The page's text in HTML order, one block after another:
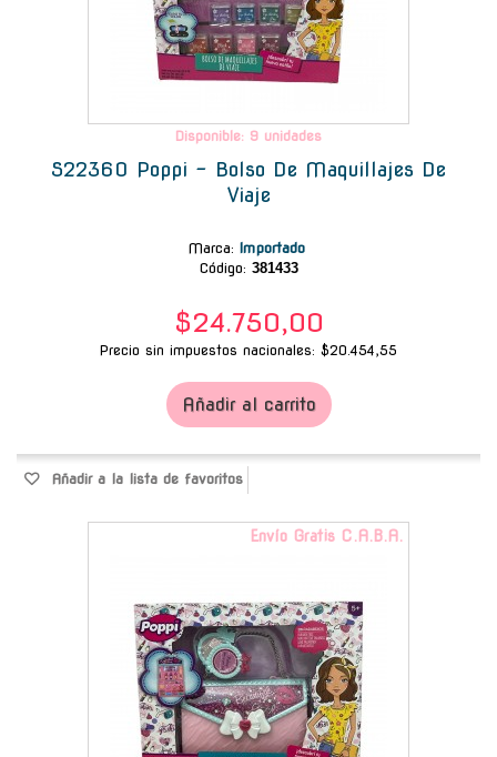
Disponible: 9 unidades
S22360 Poppi - Bolso De Maquillajes De
Viaje
Marca: Importado
Código: 381433
$24.750,00
Precio sin impuestos nacionales: $20.454,55
Añadir al carrito
Añadir a la lista de favoritos
Envío Gratis C.A.B.A.